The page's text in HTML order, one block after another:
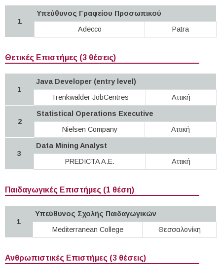
1
Υπεύθυνος Γραφείου Προσωπικού
Adecco
Patra
Θετικές Επιστήμες (3 θέσεις)
1
Java Developer (entry level)
Trenkwalder JobCentres
Αττική
2
Statistical Operations Executive
Nielsen Company
Αττική
3
Data Mining Analyst
PREDICTA A.E.
Αττική
Παιδαγωγικές Επιστήμες (1 θέση)
1
Υπεύθυνος Σχολής Παιδαγωγικών
Mediterranean College
Θεσσαλονίκη
Ανθρωπιστικές Επιστήμες (3 θέσεις)